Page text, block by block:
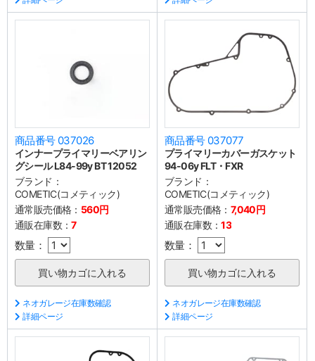
商品番号 037026
インナープライマリーベアリン
グシール L84-99y BT 12052
ブランド：
COMETIC(コメティック)
通常販売価格： 560円
通販在庫数：7
数量：
ネオガレージ在庫数確認
詳細ページ
商品番号 037077
プライマリーカバーガスケット
94-06y FLT・FXR
ブランド：
COMETIC(コメティック)
通常販売価格： 7,040円
通販在庫数：13
数量：
ネオガレージ在庫数確認
詳細ページ